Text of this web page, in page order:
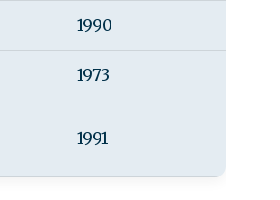
1990
1973
1991